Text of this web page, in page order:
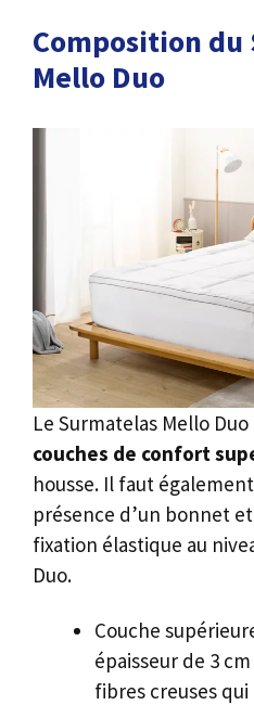
Composition du
Mello Duo
Le Surmatelas Mello
couches de confort
housse. Il faut
présence d’un bonnet
fixation élastique au
Duo.
Couche
épaisseur de 3
fibres creuses